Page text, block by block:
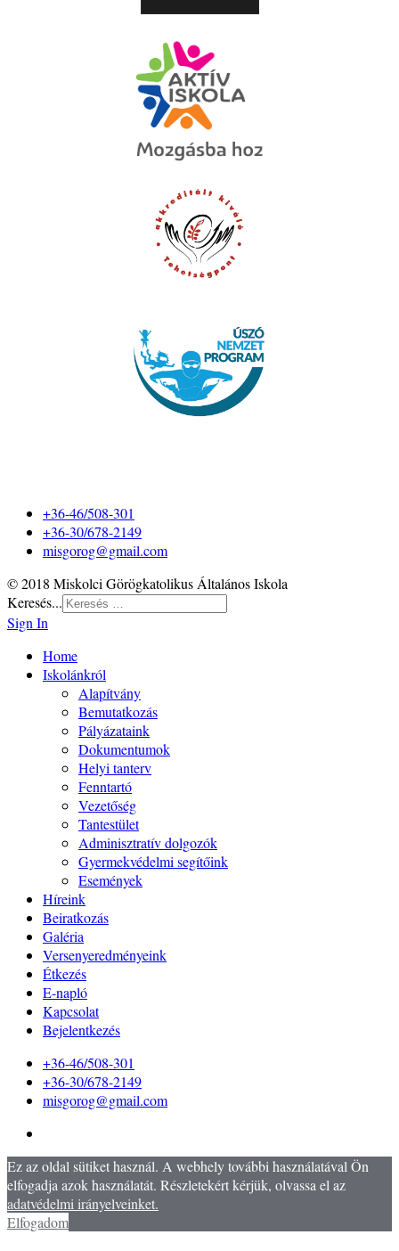
+36-46/508-301
+36-30/678-2149
misgorog@gmail.com
© 2018 Miskolci Görögkatolikus Általános Iskola
Keresés...
Sign In
Home
Iskolánkról
Alapítvány
Bemutatkozás
Pályázataink
Dokumentumok
Helyi tanterv
Fenntartó
Vezetőség
Tantestület
Adminisztratív dolgozók
Gyermekvédelmi segítőink
Események
Híreink
Beiratkozás
Galéria
Versenyeredményeink
Étkezés
E-napló
Kapcsolat
Bejelentkezés
+36-46/508-301
+36-30/678-2149
misgorog@gmail.com
Ez az oldal sütiket használ. A webhely további használatával Ön
elfogadja azok használatát. Részletekért kérjük, olvassa el az
adatvédelmi irányelveinket.
Elfogadom